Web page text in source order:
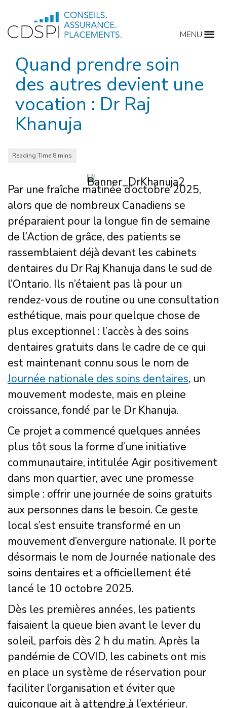
content
MENU
Quand prendre soin
des autres devient une
vocation : Dr Raj
Khanuja
Par une fraîche matinée d’octobre 2025,
alors que de nombreux Canadiens se
préparaient pour la longue fin de semaine
de l’Action de grâce, des patients se
rassemblaient déjà devant les cabinets
dentaires du Dr Raj Khanuja dans le sud de
l’Ontario. Ils n’étaient pas là pour un
rendez-vous de routine ou une consultation
esthétique, mais pour quelque chose de
plus exceptionnel : l’accès à des soins
dentaires gratuits dans le cadre de ce qui
est maintenant connu sous le nom de
Journée nationale des soins dentaires, un
mouvement modeste, mais en pleine
croissance, fondé par le Dr Khanuja.
Ce projet a commencé quelques années
plus tôt sous la forme d’une initiative
communautaire, intitulée Agir positivement
dans mon quartier, avec une promesse
simple : offrir une journée de soins gratuits
aux personnes dans le besoin. Ce geste
local s’est ensuite transformé en un
mouvement d’envergure nationale. Il porte
désormais le nom de Journée nationale des
soins dentaires et a officiellement été
lancé le 10 octobre 2025.
Dès les premières années, les patients
faisaient la queue bien avant le lever du
soleil, parfois dès 2 h du matin. Après la
pandémie de COVID, les cabinets ont mis
en place un système de réservation pour
faciliter l’organisation et éviter que
quiconque ait à attendre à l’extérieur.